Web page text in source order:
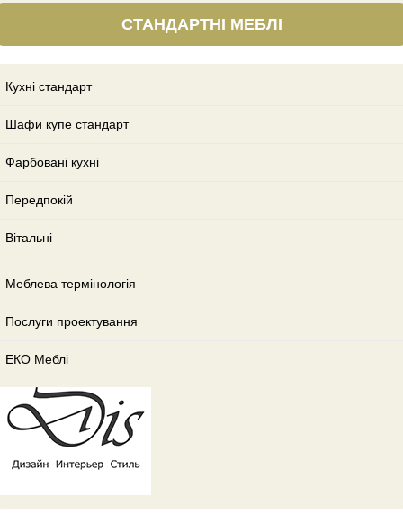
СТАНДАРТНІ МЕБЛІ
Кухні стандарт
Шафи купе стандарт
Фарбовані кухні
Передпокій
Вітальні
Меблева термінологія
Послуги проектування
ЕКО Меблі